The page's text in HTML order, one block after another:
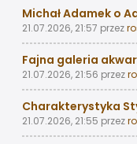
Michał Adamek o
21.07.2026, 21:57 przez
Fajna galeria
21.07.2026, 21:56 przez
Charakterystyka
21.07.2026, 21:55 przez